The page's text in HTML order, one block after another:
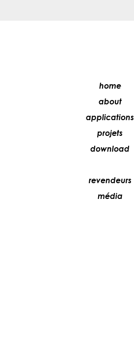
home
about
applications
projets
download
revendeurs
média